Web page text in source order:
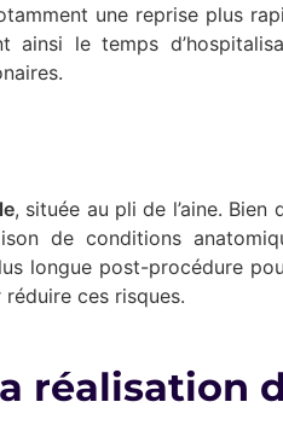
une reprise plus
ainsi le temps
, située au pli de l’aine.
de conditions
longue post-procédure
ces risques.
réalisation